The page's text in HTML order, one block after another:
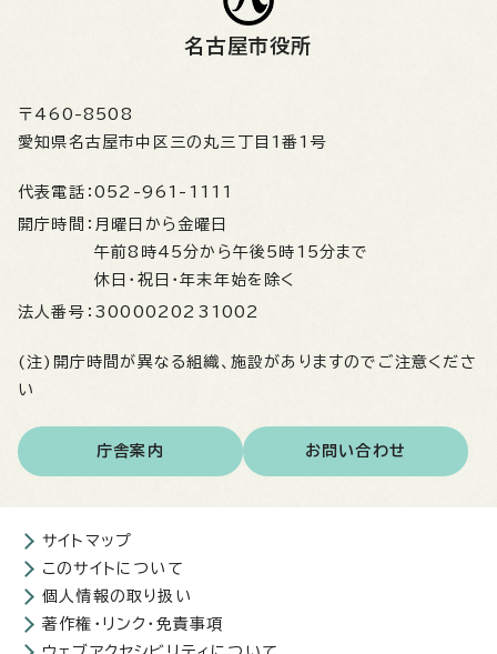
名古屋市役所
〒460-8508
愛知県名古屋市中区三の丸三丁目1番1号
代表電話： 052-961-1111
開庁時間： 月曜日から金曜日
午前8時45分から午後5時15分まで
休日・祝日・年末年始を除く
法人番号： 3000020231002
(注)開庁時間が異なる組織、施設がありますのでご注意くださ
い
庁舎案内 お問い合わせ
サイトマップ
このサイトについて
個人情報の取り扱い
著作権・リンク・免責事項